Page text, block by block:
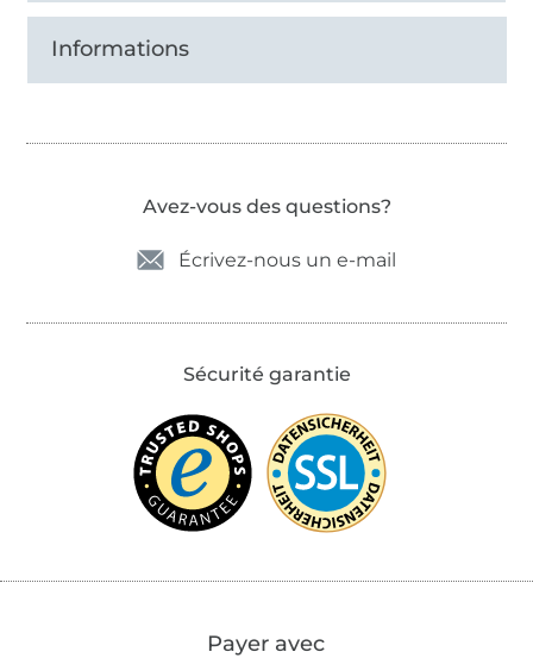
Informations
Avez-vous des questions?
Écrivez-nous un e-mail
Sécurité garantie
Payer avec